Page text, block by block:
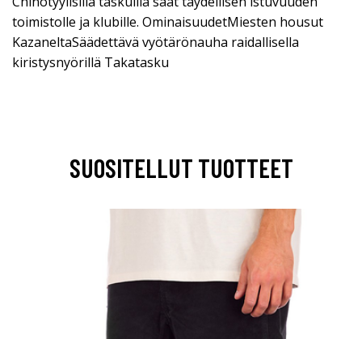
toimistolle ja klubille. OminaisuudetMiesten housut
KazaneltaSäädettävä vyötärönauha raidallisella
kiristysnyörillä Takatasku
SUOSITELLUT TUOTTEET